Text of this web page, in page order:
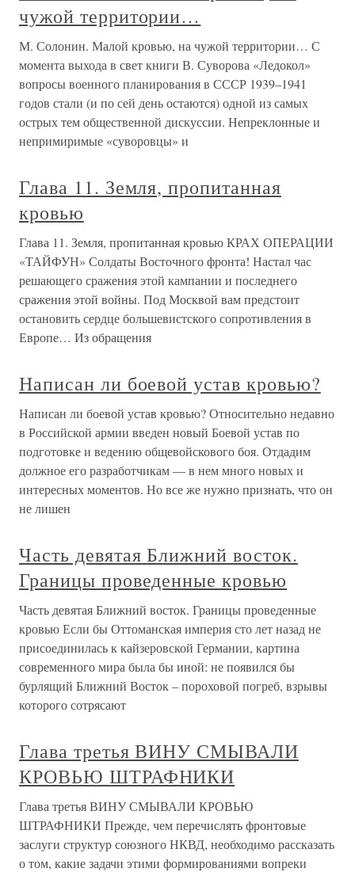
чужой территории…
М. Солонин. Малой кровью, на чужой территории… С
момента выхода в свет книги В. Суворова «Ледокол»
вопросы военного планирования в СССР 1939–1941
годов стали (и по сей день остаются) одной из самых
острых тем общественной дискуссии. Непреклонные и
непримиримые «суворовцы» и
Глава 11. Земля, пропитанная
кровью
Глава 11. Земля, пропитанная кровью КРАХ ОПЕРАЦИИ
«ТАЙФУН» Солдаты Восточного фронта! Настал час
решающего сражения этой кампании и последнего
сражения этой войны. Под Москвой вам предстоит
остановить сердце большевистского сопротивления в
Европе… Из обращения
Написан ли боевой устав кровью?
Написан ли боевой устав кровью? Относительно недавно
в Российской армии введен новый Боевой устав по
подготовке и ведению общевойскового боя. Отдадим
должное его разработчикам — в нем много новых и
интересных моментов. Но все же нужно признать, что он
не лишен
Часть девятая Ближний восток.
Границы проведенные кровью
Часть девятая Ближний восток. Границы проведенные
кровью Если бы Оттоманская империя сто лет назад не
присоединилась к кайзеровской Германии, картина
современного мира была бы иной: не появился бы
бурлящий Ближний Восток – пороховой погреб, взрывы
которого сотрясают
Глава третья ВИНУ СМЫВАЛИ
КРОВЬЮ ШТРАФНИКИ
Глава третья ВИНУ СМЫВАЛИ КРОВЬЮ
ШТРАФНИКИ Прежде, чем перечислять фронтовые
заслуги структур союзного НКВД, необходимо рассказать
о том, какие задачи этими формированиями вопреки